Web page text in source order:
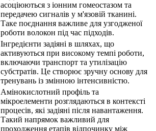
асоціюються з іонним гомеостазом та
передачею сигналів у м'язовій тканині.
Таке поєднання важливе для узгодженої
роботи волокон під час підходів.
Інгредієнти задіяні в шляхах, що
активуються при високому темпі роботи,
включаючи транспорт та утилізацію
субстратів. Це створює зручну основу для
тренувань із змінною інтенсивністю.
Амінокислотний профіль та
мікроелементи розглядаються в контексті
процесів, які задіяні після навантаження.
Такий напрямок важливий для
проходження етапів відпочинку між